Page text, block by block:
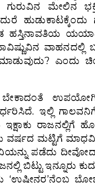
ಗುರುವಿನ ಮೇಲಿನ
ಹಸ್ತಿನಾವತಿಯ
ವಾಹನದಲ್ಲಿ
ಎಂದು
ಇಲ್ಲಿ
ರಾಜನಲ್ಲಿಗೆ
ಮಟ್ಟಿಗೆ
ಪಡೆದು
ಬಿಟ್ಟು ಇನ್ನೂರು